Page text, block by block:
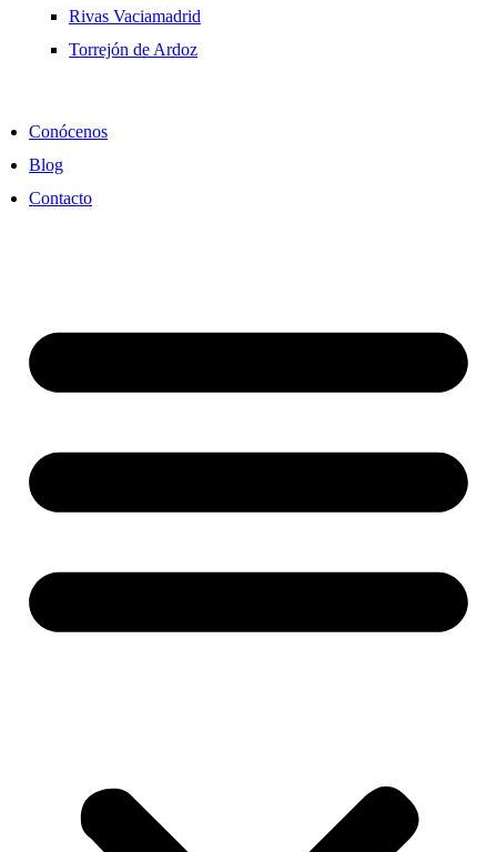
Rivas Vaciamadrid
Torrejón de Ardoz
Conócenos
Blog
Contacto